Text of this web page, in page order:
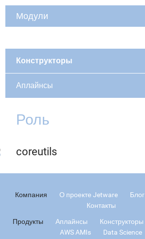
Модули
Конструкторы
Аплайнсы
Роль
coreutils
Компания О проекте Jetware Блог
Контакты
Продукты Аплайнсы Конструкторы
AWS AMIs
Data Science